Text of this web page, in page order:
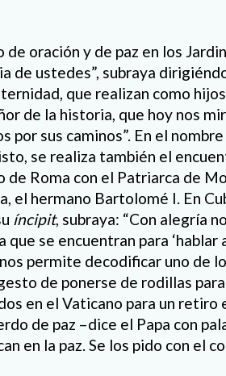
oración y de paz en los
de ustedes”, subraya
que realizan como
de la historia, que hoy nos
por sus caminos”. En el
se realiza también el
de Roma con el Patriarca de
el hermano Bartolomé I. En
íncipit, subraya: “Con alegría
se encuentran para ‘hablar
permite decodificar uno de
de ponerse de rodillas
en el Vaticano para un retiro
de paz –dice el Papa con
en la paz. Se los pido con el